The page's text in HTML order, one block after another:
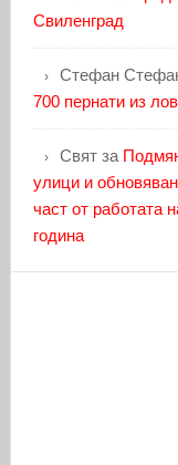
Свиленград
Стефан
700 пернати из
Святза
улици и
част от работата
година